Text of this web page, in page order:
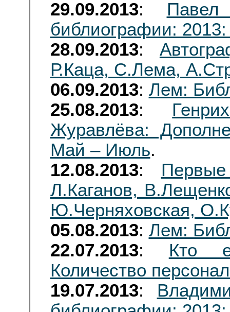
29.09.2013:
библиографии:
28.09.2013:
Р.Каца, С.Лема,
06.09.2013: Лем:
25.08.2013:
Журавлёва:
Май – Июль.
12.08.2013:
Л.Каганов,
Ю.Черняховская,
05.08.2013: Лем:
22.07.2013: Кто
Количество
19.07.2013: